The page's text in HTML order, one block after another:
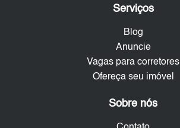
Serviços
Blog
Anuncie
Vagas para corretores
Ofereça seu imóvel
Sobre nós